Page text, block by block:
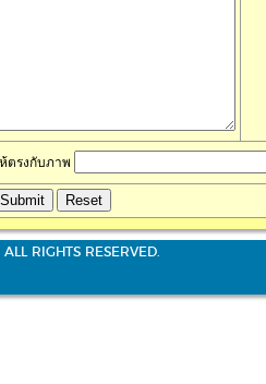
ตรงกับภาพ
RIGHTS RESERVED.